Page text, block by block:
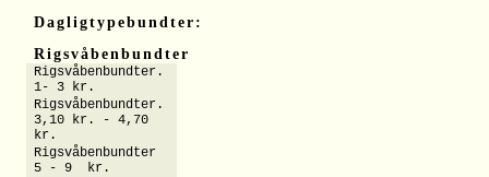
Dagligtypebundter:
Rigsvåbenbundter
Rigsvåbenbundter.
1- 3 kr.
Rigsvåbenbundter.
3,10 kr. - 4,70
kr.
Rigsvåbenbundter
5 - 9 kr.